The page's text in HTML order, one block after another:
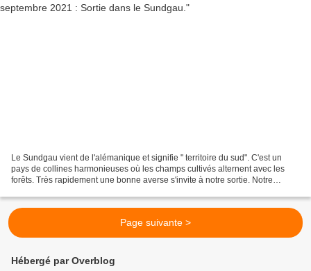
Le Sundgau vient de l'alémanique et signifie " territoire du sud". C'est un
pays de collines harmonieuses où les champs cultivés alternent avec les
forêts. Très rapidement une bonne averse s'invite à notre sortie. Notre
Page suivante >
Hébergé par Overblog